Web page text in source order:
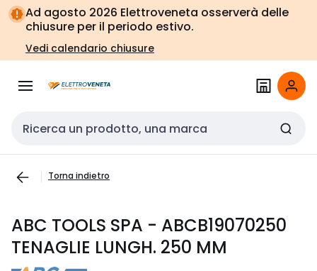
Vai alla
navigazione
Vai
alla
pagina
Ad agosto 2026 Elettroveneta osserverà delle
chiusure per il periodo estivo.
Vedi calendario chiusure
Cerca input
Torna indietro
ABC TOOLS SPA - ABCB19070250
TENAGLIE LUNGH. 250 MM